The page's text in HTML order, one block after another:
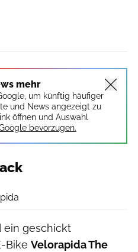
mehr
um künftig häufiger
und News angezeigt zu
öffnen und Auswahl
bevorzugen.
ein geschickt
Bike Velorapida The